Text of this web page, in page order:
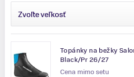
Zvoľte veľkosť
Topánky na bežky
Black/Pr 26/27
Cena mimo setu